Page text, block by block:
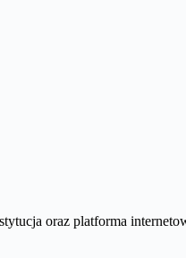
oraz platforma